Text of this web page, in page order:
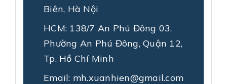
Biên, Hà Nội
HCM: 138/7 An Phú Đông 03,
Phường An Phú Đông, Quận 12,
Tp. Hồ Chí Minh
Email: mh.xuanhien@gmail.com